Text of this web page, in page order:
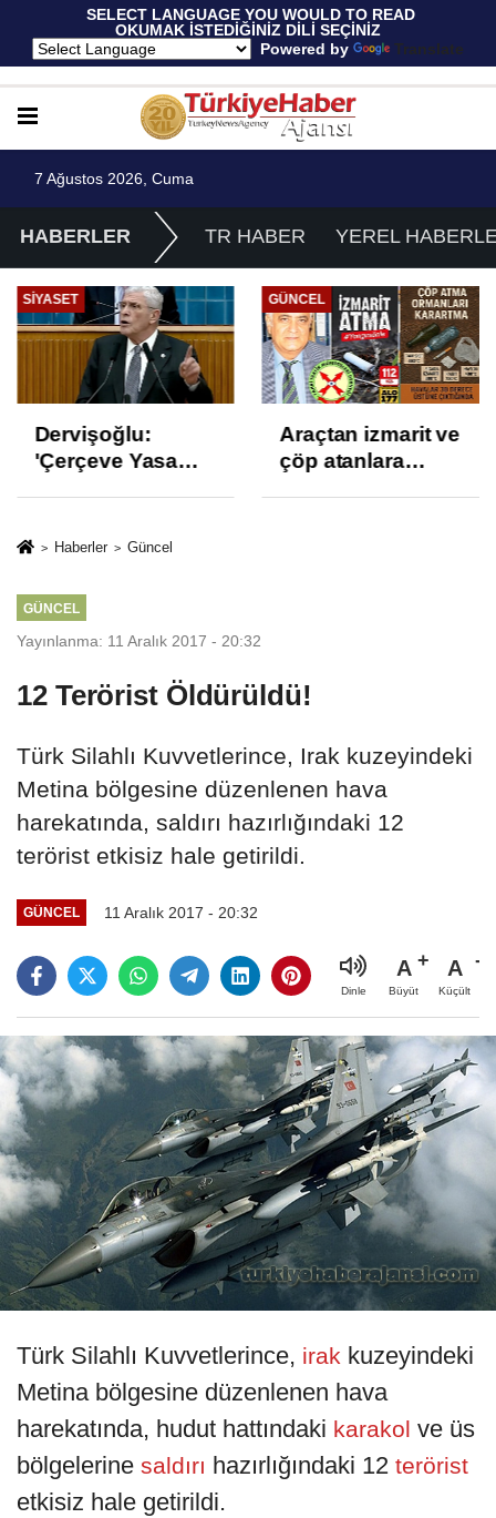
SELECT LANGUAGE YOU WOULD TO READ
OKUMAK İSTEDİĞİNİZ DİLİ SEÇİNİZ
Powered by
Translate
7 Ağustos 2026, Cuma
HABERLER TR HABER YEREL
SIYASET
Dervişoğlu:
'Çerçeve Yasa
ve İhanet
GÜNCEL
Araçtan izmarit ve
çöp atanlara
Haberler Güncel
GÜNCEL
Yayınlanma: 11 Aralık 2017 - 20:32
12 Terörist Öldürüldü!
Türk Silahlı Kuvvetlerince, Irak kuzeyindeki
Metina bölgesine düzenlenen hava
harekatında, saldırı hazırlığındaki 12
terörist etkisiz hale getirildi.
GÜNCEL 11 Aralık 2017 - 20:32
Dinle
A
Büyüt
A
Küçült
Türk Silahlı Kuvvetlerince, irak kuzeyindeki
Metina bölgesine düzenlenen hava
harekatında, hudut hattındaki karakol ve üs
bölgelerine saldırı hazırlığındaki 12 terörist
etkisiz hale getirildi.